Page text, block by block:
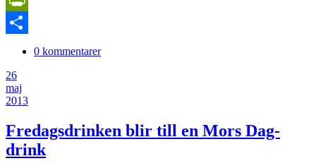
Link
PrintFriendly
0 kommentarer
26
maj
2013
Fredagsdrinken blir till en Mors Dag-
drink